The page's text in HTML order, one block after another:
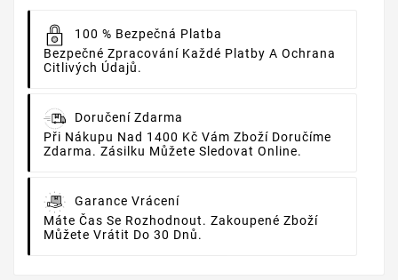
100 % Bezpečná Platba
Bezpečné Zpracování Každé Platby A Ochrana
Citlivých Údajů.
Doručení Zdarma
Při Nákupu Nad 1400 Kč Vám Zboží Doručíme
Zdarma. Zásilku Můžete Sledovat Online.
Garance Vrácení
Máte Čas Se Rozhodnout. Zakoupené Zboží
Můžete Vrátit Do 30 Dnů.